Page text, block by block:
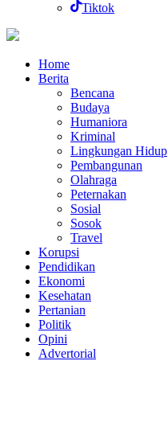
Tiktok
Home
Berita
Bencana
Budaya
Humaniora
Kriminal
Lingkungan Hidup
Pembangunan
Olahraga
Peternakan
Sosial
Sosok
Travel
Korupsi
Pendidikan
Ekonomi
Kesehatan
Pertanian
Politik
Opini
Advertorial